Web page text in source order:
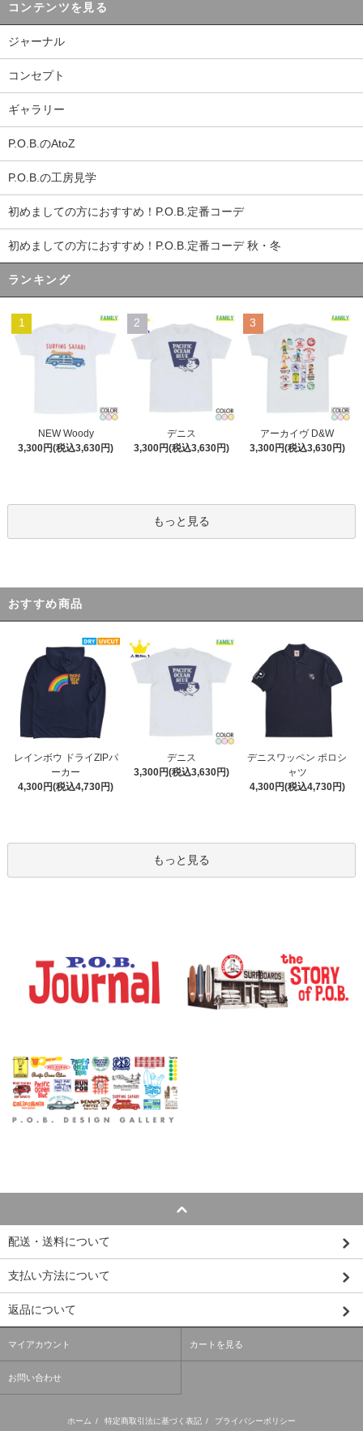
コンテンツを見る
ジャーナル
コンセプト
ギャラリー
P.O.B.のAtoZ
P.O.B.の工房見学
初めましての方におすすめ！P.O.B.定番コーデ
初めましての方におすすめ！P.O.B.定番コーデ 秋・冬
ランキング
1
NEW Woody
3,300円(税込3,630円)
2
デニス
3,300円(税込3,630円)
3
アーカイヴ D&W
3,300円(税込3,630円)
もっと見る
おすすめ商品
レインボウ ドライZIPパ
ーカー
4,300円(税込4,730円)
デニス
3,300円(税込3,630円)
デニスワッペン ポロシ
ャツ
4,300円(税込4,730円)
もっと見る
配送・送料について
支払い方法について
返品について
マイアカウント カートを見る
お問い合わせ
ホーム / 特定商取引法に基づく表記 / プライバシーポリシー